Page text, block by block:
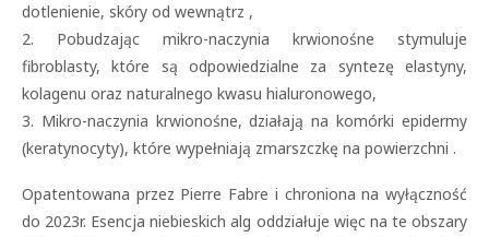
dotlenienie, skóry od wewnątrz ,
2. Pobudzając mikro-naczynia krwionośne stymuluje
fibroblasty, które są odpowiedzialne za syntezę elastyny,
kolagenu oraz naturalnego kwasu hialuronowego,
3. Mikro-naczynia krwionośne, działają na komórki epidermy
(keratynocyty), które wypełniają zmarszczkę na powierzchni .
Opatentowana przez Pierre Fabre i chroniona na wyłączność
do 2023r. Esencja niebieskich alg oddziałuje więc na te obszary